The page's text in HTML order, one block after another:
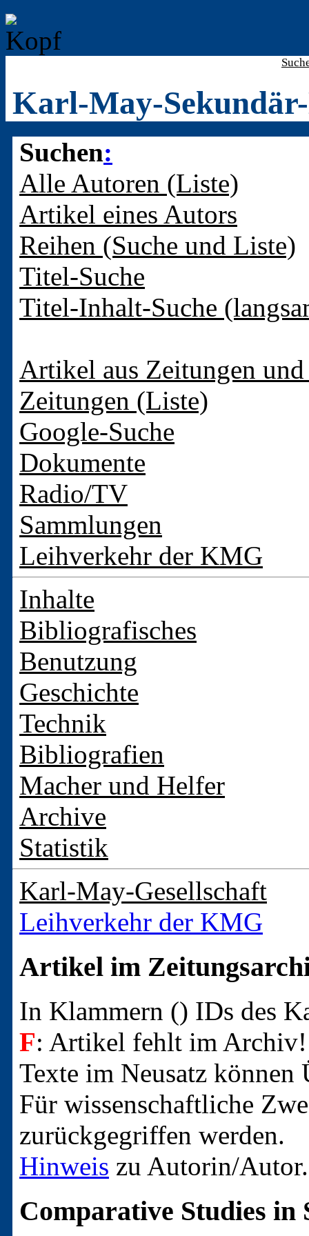
Karl-May-
Suchen:
Alle Autoren (Liste)
Artikel eines Autors
Reihen (Suche und Liste)
Titel-Suche
Titel-Inhalt-Suche
Artikel aus Zeitungen
Zeitungen (Liste)
Google-Suche
Dokumente
Radio/TV
Sammlungen
Leihverkehr der KMG
Inhalte
Bibliografisches
Benutzung
Geschichte
Technik
Bibliografien
Macher und Helfer
Archive
Statistik
Karl-May-Gesellschaft
Leihverkehr der KMG
Artikel im
In Klammern () IDs des
F: Artikel fehlt im Archiv!
Texte im Neusatz können
Für wissenschaftliche
zurückgegriffen werden.
Hinweis zu Autorin/Autor.
Comparative Studies in